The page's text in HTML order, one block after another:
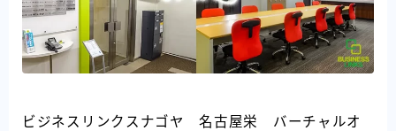
ビジネスリンクスナゴヤ 名古屋栄 バーチャルオ